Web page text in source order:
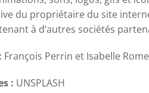
du propriétaire du site
à d’autres sociétés
François Perrin et Isabelle
: UNSPLASH